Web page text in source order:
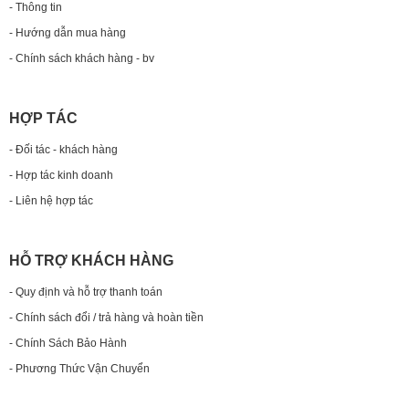
- Thông tin
- Hướng dẫn mua hàng
- Chính sách khách hàng - bv
HỢP TÁC
- Đối tác - khách hàng
- Hợp tác kinh doanh
- Liên hệ hợp tác
HỖ TRỢ KHÁCH HÀNG
- Quy định và hỗ trợ thanh toán
- Chính sách đổi / trả hàng và hoàn tiền
- Chính Sách Bảo Hành
- Phương Thức Vận Chuyển